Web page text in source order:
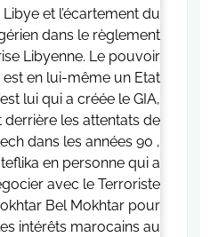
et l’écartement du
dans le règlement
Libyenne. Le pouvoir
est en lui-même un Etat
lui qui a créée le GIA,
derrière les attentats de
dans les années 90 ,
en personne qui a
avec le Terroriste
Bel Mokhtar pour
intérêts marocains au